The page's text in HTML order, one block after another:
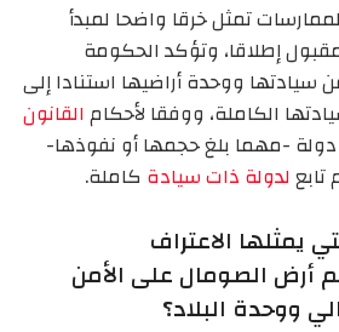
تمثل خرقا واضحا لمبدأ
إطلاقا، وتؤكد الحكومة
سيادتها ووحدة أراضيها استنادا إلى
الكاملة، ووفقا لأحكام القانون
دولة -مهما بلغ حجمها أو نفوذها-
تابع لدولة ذات سيادة كاملة.
يمثلها الاعتراف
أرض الصومال على الأمن
ووحدة البلاد؟